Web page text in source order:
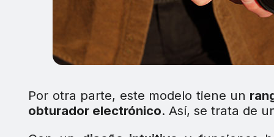
Por otra parte, este modelo tiene un
obturador electrónico. Así, se trata de